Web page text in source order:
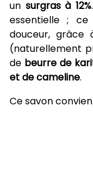
un surgras à 12%
essentielle ;
douceur, grâce
(naturellement
de beurre de
et de cameline.
Ce savon